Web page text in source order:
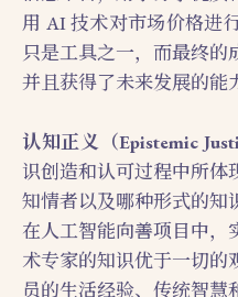
用 AI 技术对市场价格进
只是工具之一，而最终的
并且获得了未来发展的能
认知正义（Epistemic
识创造和认可过程中所体
知情者以及哪种形式的知
在人工智能向善项目中，
术专家的知识优于一切的
员的生活经验、传统智慧